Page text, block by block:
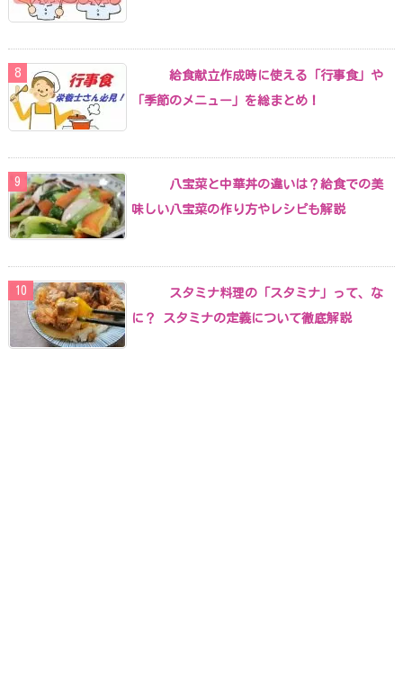
給食献立作成時に使える「行事食」や
「季節のメニュー」を総まとめ！
八宝菜と中華丼の違いは？給食での美
味しい八宝菜の作り方やレシピも解説
スタミナ料理の「スタミナ」って、な
に？ スタミナの定義について徹底解説